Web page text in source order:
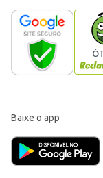
Baixe o app